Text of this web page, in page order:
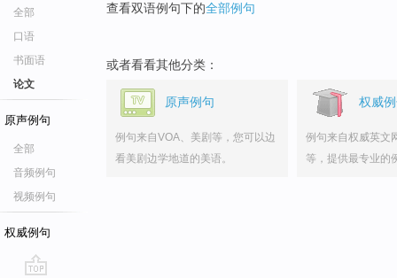
全部
口语
书面语
论文
原声例句
全部
音频例句
视频例句
权威例句
查看双语例句下的全部例句
或者看看其他分类：
原声例句
例句来自VOA、美剧等，您可以边
看美剧边学地道的美语。
权威
例句来自权威英文
等，提供最专业的